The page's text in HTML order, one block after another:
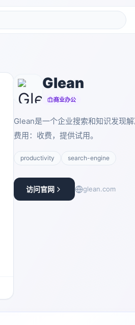
Glean
商业办公
Glean是一个企业搜索和知识发现
费用：收费，提供试用。
productivity search-engine
访问官网 glean.com